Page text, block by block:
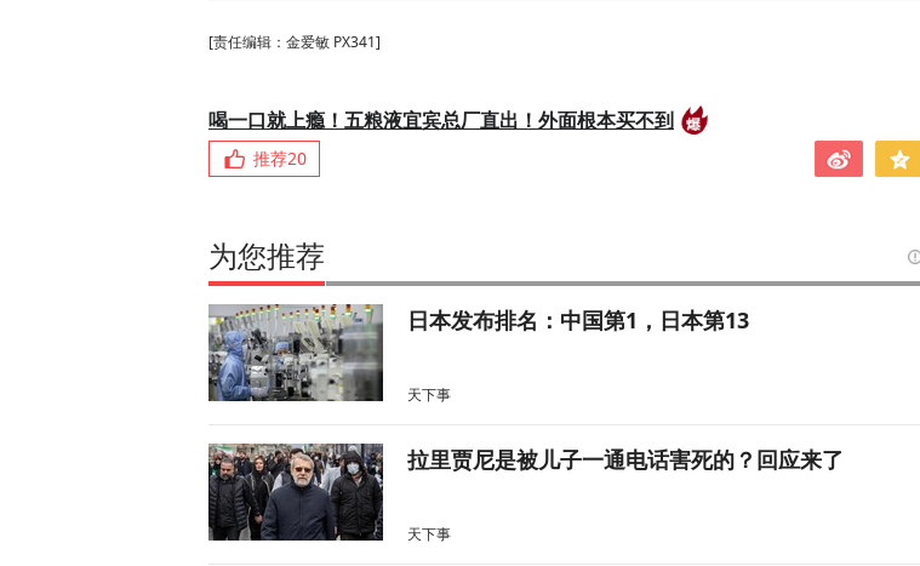
[责任编辑：金爱敏 PX341]
喝一口就上瘾！五粮液宜宾总厂直出！外面根本买不到
推荐20
为您推荐
日本发布排名：中国第1，日本第13
天下事
拉里贾尼是被儿子一通电话害死的？回应来了
天下事